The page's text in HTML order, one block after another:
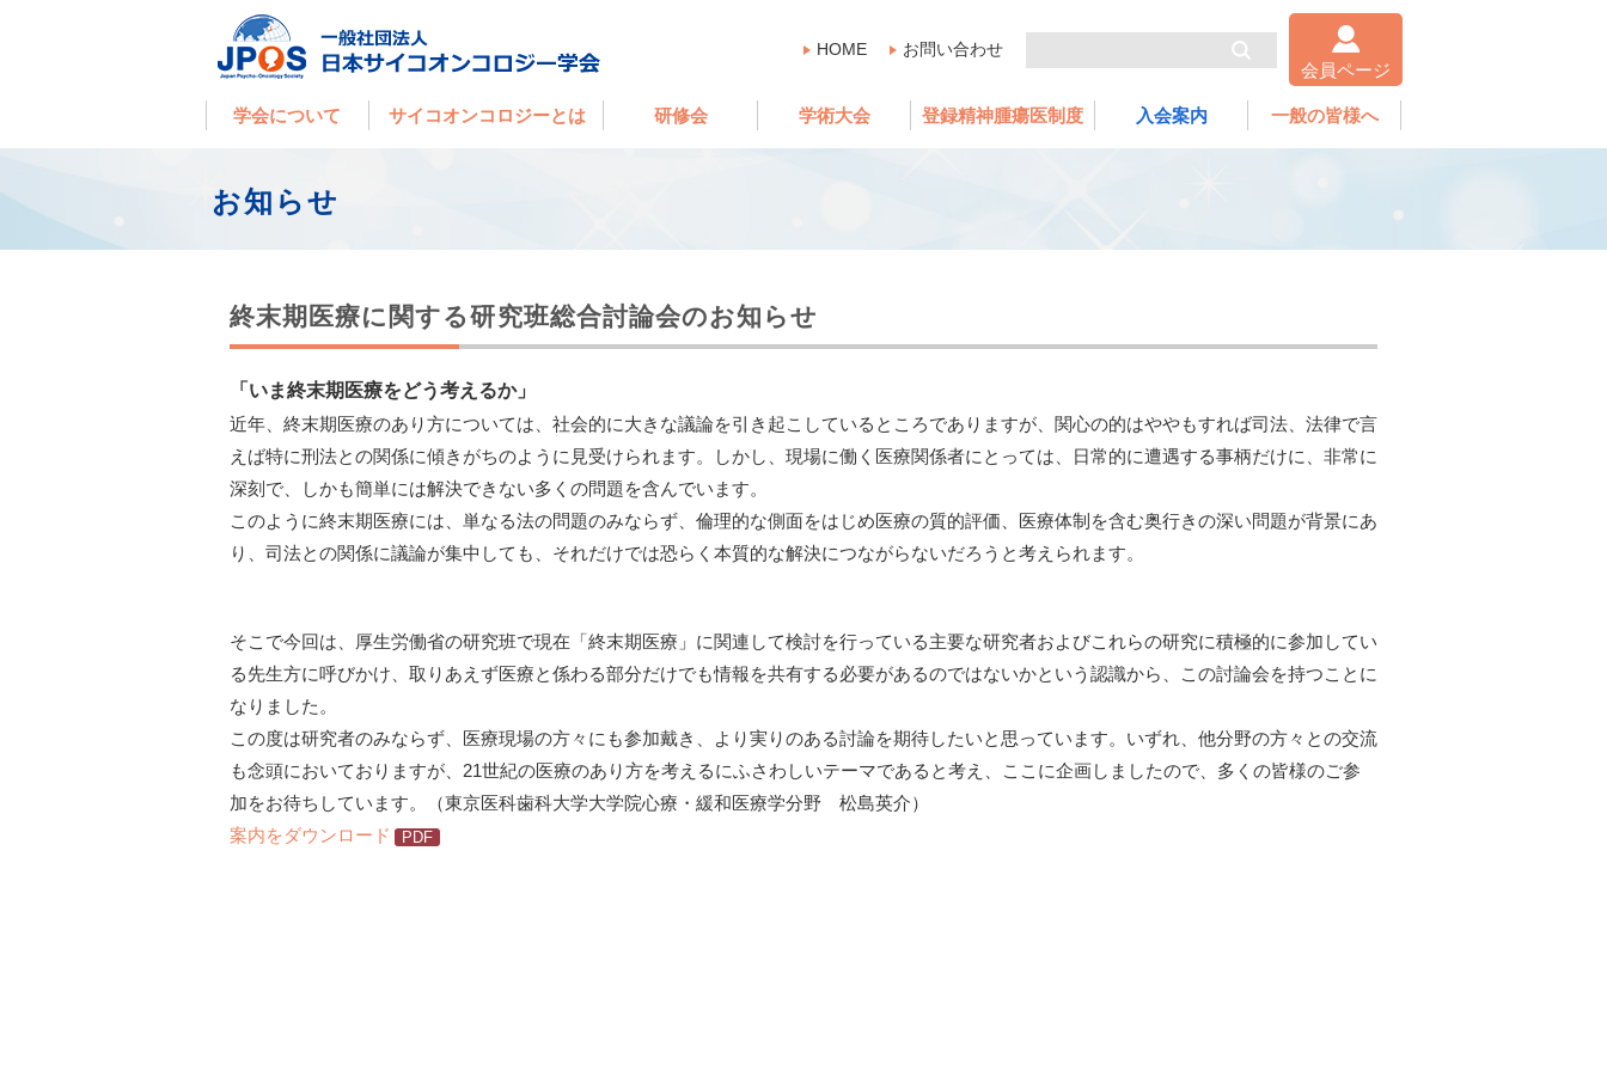
HOME お問い合わせ
会員ページ
学会について サイコオンコロジーとは 研修会 学術大会 登録精神腫瘍医制度 入会案内 一般の皆様へ
お知らせ
終末期医療に関する研究班総合討論会のお知らせ
「いま終末期医療をどう考えるか」
近年、終末期医療のあり方については、社会的に大きな議論を引き起こしているところでありますが、関心の的はややもすれば司法、法律で言
えば特に刑法との関係に傾きがちのように見受けられます。しかし、現場に働く医療関係者にとっては、日常的に遭遇する事柄だけに、非常に
深刻で、しかも簡単には解決できない多くの問題を含んでいます。
このように終末期医療には、単なる法の問題のみならず、倫理的な側面をはじめ医療の質的評価、医療体制を含む奥行きの深い問題が背景にあ
り、司法との関係に議論が集中しても、それだけでは恐らく本質的な解決につながらないだろうと考えられます。
そこで今回は、厚生労働省の研究班で現在「終末期医療」に関連して検討を行っている主要な研究者およびこれらの研究に積極的に参加してい
る先生方に呼びかけ、取りあえず医療と係わる部分だけでも情報を共有する必要があるのではないかという認識から、この討論会を持つことに
なりました。
この度は研究者のみならず、医療現場の方々にも参加戴き、より実りのある討論を期待したいと思っています。いずれ、他分野の方々との交流
も念頭においておりますが、21世紀の医療のあり方を考えるにふさわしいテーマであると考え、ここに企画しましたので、多くの皆様のご参
加をお待ちしています。（東京医科歯科大学大学院心療・緩和医療学分野 松島英介）
案内をダウンロード